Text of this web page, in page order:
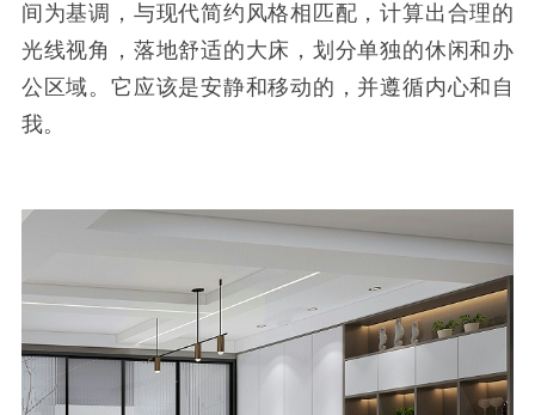
间为基调，与现代简约风格相匹配，计算出合理的
光线视角，落地舒适的大床，划分单独的休闲和办
公区域。它应该是安静和移动的，并遵循内心和自
我。